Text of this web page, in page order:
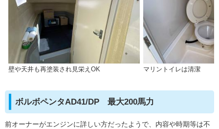
壁や天井も再塗装され見栄えOK マリントイレは清潔
ボルボペンタAD41/DP 最大200馬力
前オーナーがエンジンに詳しい方だったようで、内容や時期等は不